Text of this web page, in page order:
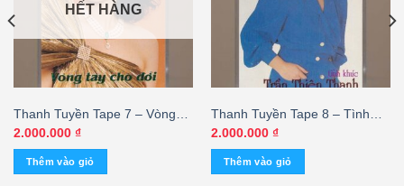
HẾT HÀNG
Thanh Tuyền Tape 7 – Vòng
Tay Cho Đời (Băng Đen –
KGTUS)
2.000.000 ₫
Thêm vào giỏ
Thanh Tuyền Tape 8 – Tình
Khúc Trần Thiện Thanh (Băng
Trắng Đục) KGTUS
2.000.000 ₫
Thêm vào giỏ